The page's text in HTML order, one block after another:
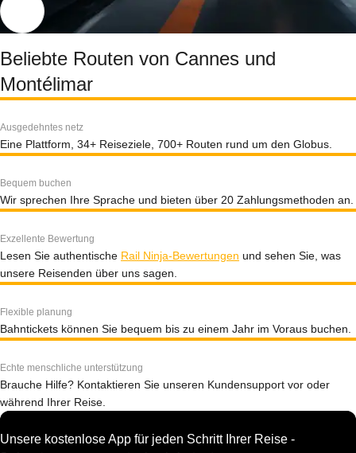
Beliebte Routen von Cannes und
Montélimar
Ausgedehntes netz
Eine Plattform, 34+ Reiseziele, 700+ Routen rund um den Globus.
Bequem buchen
Wir sprechen Ihre Sprache und bieten über 20 Zahlungsmethoden an.
Exzellente Bewertung
Lesen Sie authentische Rail Ninja-Bewertungen und sehen Sie, was
unsere Reisenden über uns sagen.
Flexible planung
Bahntickets können Sie bequem bis zu einem Jahr im Voraus buchen.
Echte menschliche unterstützung
Brauche Hilfe? Kontaktieren Sie unseren Kundensupport vor oder
während Ihrer Reise.
Unsere kostenlose App für jeden Schritt Ihrer Reise -